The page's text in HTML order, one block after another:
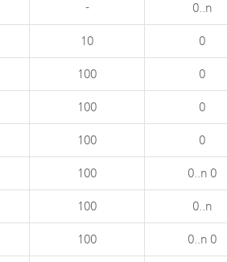
- 0..n
10 0
100 0
100 0
100 0
100 0..n 0
100 0..n
100 0..n 0